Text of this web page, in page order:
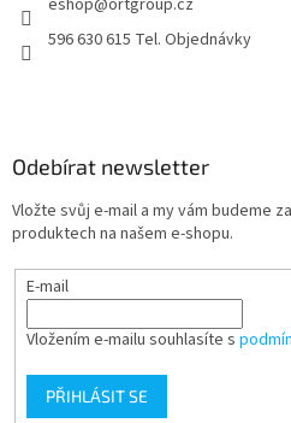
eshop@ortgroup.cz
596 630 615 Tel. Objednávky
Odebírat newsletter
Vložte svůj e-mail a my vám budeme
produktech na našem e-shopu.
E-mail
Vložením e-mailu souhlasíte s
PŘIHLÁSIT SE